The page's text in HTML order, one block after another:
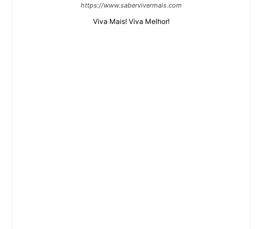
https://www.sabervivermais.com
Viva Mais! Viva Melhor!